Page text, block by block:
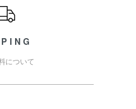
について